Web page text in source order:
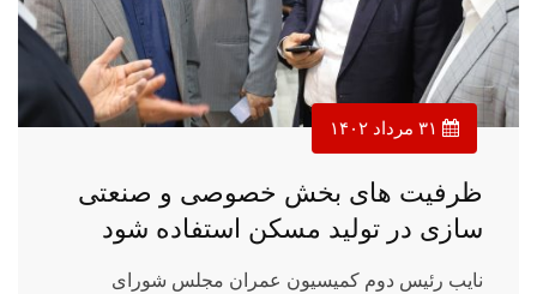
ظرفیت های بخش خصوصی و صنعتی
سازی در تولید مسکن استفاده شود
نایب رئیس دوم کمیسیون عمران مجلس شورای